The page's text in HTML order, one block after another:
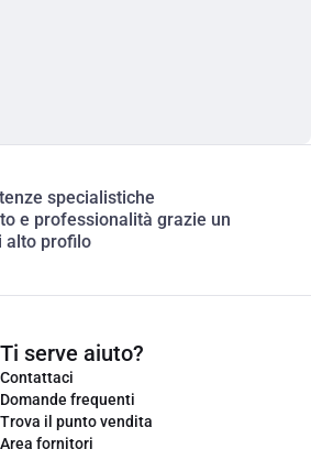
specialistiche
e professionalità grazie un
alto profilo
Ti serve aiuto?
Contattaci
Domande frequenti
Trova il punto vendita
Area fornitori